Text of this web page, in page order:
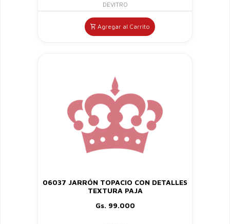
DEVITRO
Agregar al Carrito
06037 JARRÓN TOPACIO CON DETALLES
TEXTURA PAJA
Gs. 99.000